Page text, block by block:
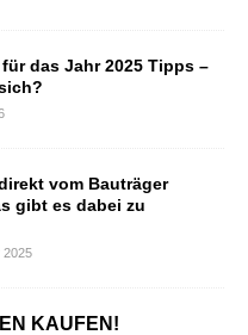
das Jahr 2025 Tipps –
vom Bauträger
gibt es dabei zu
2025
KAUFEN!